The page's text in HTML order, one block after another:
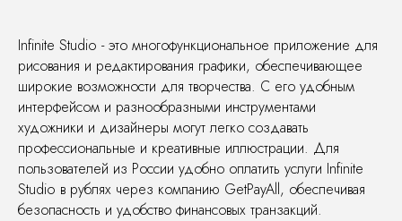
Infinite Studio - это многофункциональное приложение для
рисования и редактирования графики, обеспечивающее
широкие возможности для творчества. С его удобным
интерфейсом и разнообразными инструментами
художники и дизайнеры могут легко создавать
профессиональные и креативные иллюстрации. Для
пользователей из России удобно оплатить услуги Infinite
Studio в рублях через компанию GetPayAll, обеспечивая
безопасность и удобство финансовых транзакций.